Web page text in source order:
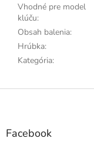
Vhodné pre model
klúču:
Obsah balenia:
Hrúbka:
Kategória:
Z
Facebook